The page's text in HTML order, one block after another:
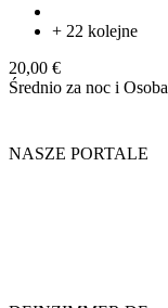
+ 22 kolejne
20,00 €
Średnio za noc i Osoba
NASZE PORTALE